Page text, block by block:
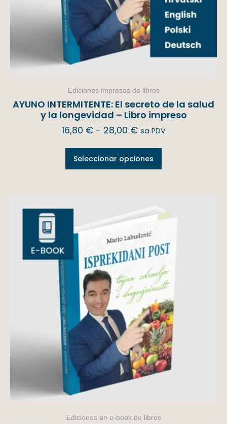
Ediciones impresas de libros
AYUNO INTERMITENTE: El secreto de la salud
y la longevidad – Libro impreso
16,80 € - 28,00 € sa PDV
Seleccionar opciones
Ediciones en e-book de libros